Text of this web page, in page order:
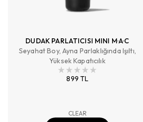
DUDAK PARLATICISI MINI M·A·C
Seyahat Boy, Ayna Parlaklığında Işıltı,
Yüksek Kapatıcılık
899 TL
CLEAR